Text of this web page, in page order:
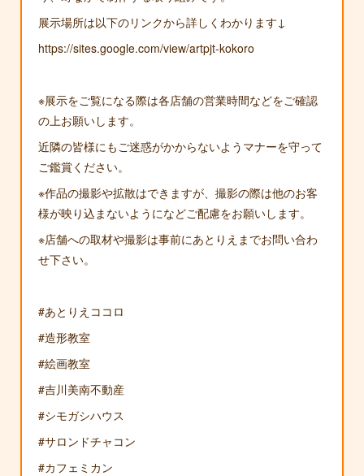
展示場所は以下のリンクから詳しくわかります↓
https://sites.google.com/view/artpjt-kokoro
※展示をご覧になる際は各店舗の営業時間などをご確認
の上お願いします。
近隣の皆様にもご迷惑がかからないようマナーを守って
ご鑑賞ください。
※作品の撮影や拡散はできますが、撮影の際は他のお客
様が映り込まないようになどご配慮をお願いします。
※店舗への取材や撮影は事前にあとりえまでお問い合わ
せ下さい。
#あとりえココロ
#造形教室
#絵画教室
#吉川美南不動産
#シモガシハウス
#サロンドチャコン
#カフェミカン